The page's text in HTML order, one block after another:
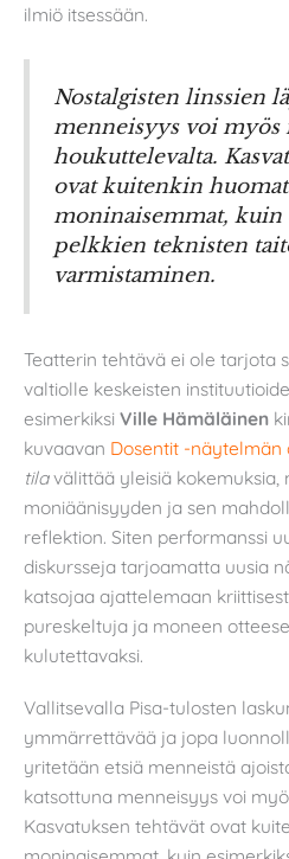
ilmiö itsessään.
Nostalgisten linssien
menneisyys voi myös
houkuttelevalta.
ovat kuitenkin
moninaisemmat,
pelkkien teknisten
varmistaminen.
Teatterin tehtävä ei ole tarjota
valtiolle keskeisten
esimerkiksi Ville Hämäläinen
kuvaavan Dosentit -näytelmän
tilavälittää yleisiä kokemuksia,
moniäänisyyden ja sen
reflektion. Siten performanssi
diskursseja tarjoamatta uusia
katsojaa ajattelemaan
pureskeltuja ja moneen
kulutettavaksi.
Vallitsevalla Pisa-tulosten
ymmärrettävää ja jopa
yritetään etsiä menneistä
katsottuna menneisyys voi
Kasvatuksen tehtävät ovat